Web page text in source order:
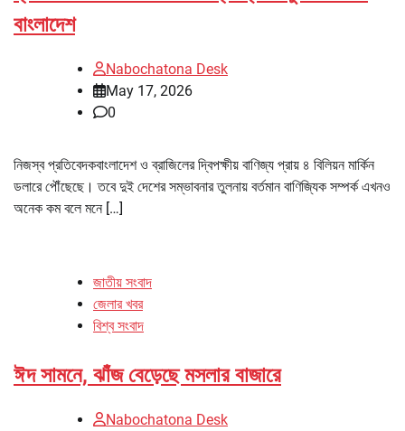
বাংলাদেশ
Nabochatona Desk
May 17, 2026
0
নিজস্ব প্রতিবেদকবাংলাদেশ ও ব্রাজিলের দ্বিপক্ষীয় বাণিজ্য প্রায় ৪ বিলিয়ন মার্কিন
ডলারে পৌঁছেছে। তবে দুই দেশের সম্ভাবনার তুলনায় বর্তমান বাণিজ্যিক সম্পর্ক এখনও
অনেক কম বলে মনে […]
জাতীয় সংবাদ
জেলার খবর
বিশ্ব সংবাদ
ঈদ সামনে, ঝাঁজ বেড়েছে মসলার বাজারে
Nabochatona Desk